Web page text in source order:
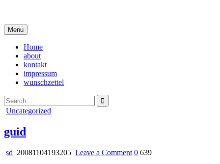
content
Menu
Home
about
kontakt
impressum
wunschzettel
Search
for:
Posted
Uncategorized
guid
sd 20081104193205 Leave a Commenton
0 639